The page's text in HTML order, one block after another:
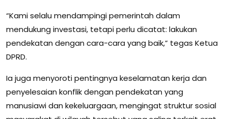
“Kami selalu mendampingi pemerintah dalam
mendukung investasi, tetapi perlu dicatat: lakukan
pendekatan dengan cara-cara yang baik,” tegas Ketua
DPRD.
Ia juga menyoroti pentingnya keselamatan kerja dan
penyelesaian konflik dengan pendekatan yang
manusiawi dan kekeluargaan, mengingat struktur sosial